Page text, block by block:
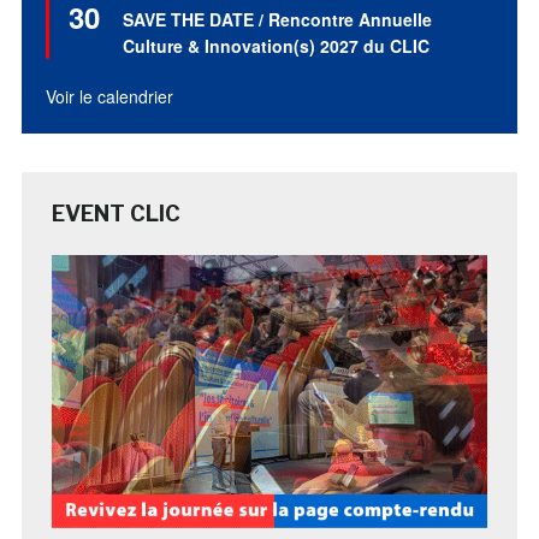
30
en
avant
SAVE THE DATE / Rencontre Annuelle
Culture & Innovation(s) 2027 du CLIC
Voir le calendrier
EVENT CLIC